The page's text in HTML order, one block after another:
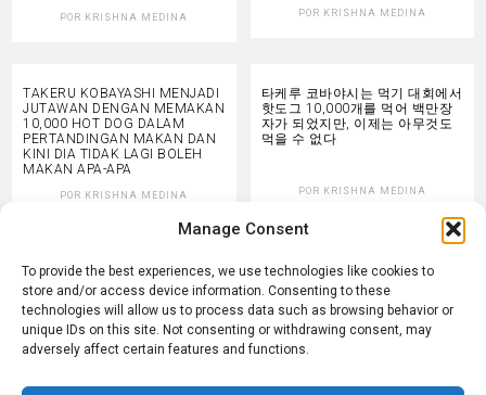
Manage Consent
To provide the best experiences, we use technologies like cookies to
store and/or access device information. Consenting to these
technologies will allow us to process data such as browsing behavior or
unique IDs on this site. Not consenting or withdrawing consent, may
adversely affect certain features and functions.
POR KRISHNA MEDINA POR KRISHNA MEDINA
TAKERU KOBAYASHI MENJADI
JUTAWAN DENGAN MEMAKAN
10,000 HOT DOG DALAM
PERTANDINGAN MAKAN DAN
KINI DIA TIDAK LAGI BOLEH
MAKAN APA-APA
POR KRISHNA MEDINA
타케루 코바야시는 먹기 대회에서
핫도그 10,000개를 먹어 백만장
자가 되었지만, 이제는 아무것도
먹을 수 없다
POR KRISHNA MEDINA
TAKERU KOBAYASHI WERD
MILJONAIR DOOR 10,000
HOTDOGS TE ETEN IN
EETWEDSTRIJDEN EN NU KAN
HIJ NIETS MEER ETEN
تاكيرو كوباياشي ولى مليونير من
خلال كول 10,000 هوت دوغ
فمسابقات الأكل ودابا ما بقاش
كيقدر ياكل حتى حاجة